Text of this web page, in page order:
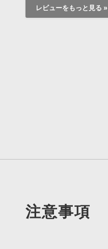
レビューをもっと見る »
注意事項